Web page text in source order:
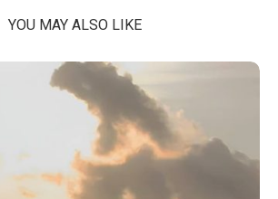
YOU MAY ALSO LIKE